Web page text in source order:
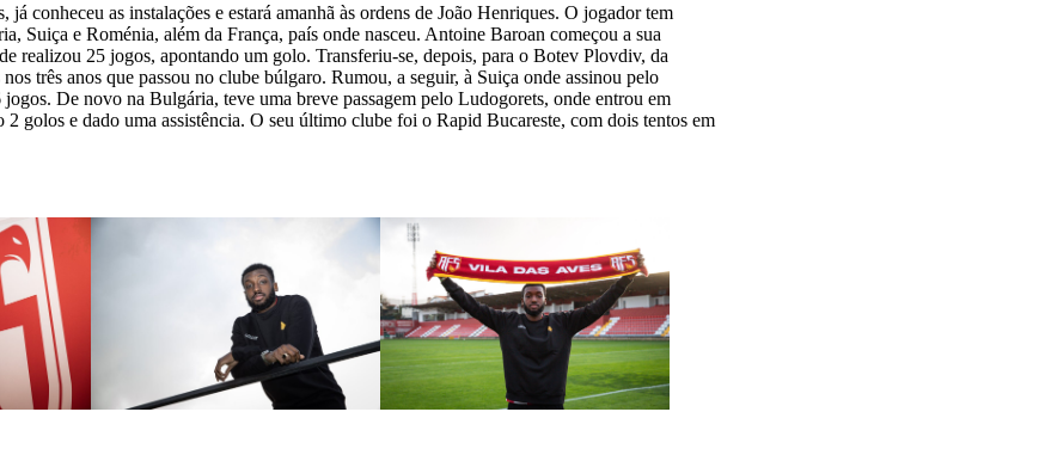
já conheceu as instalações e estará amanhã às ordens de João Henriques. O jogador tem
Suiça e Roménia, além da França, país onde nasceu. Antoine Baroan começou a sua
realizou 25 jogos, apontando um golo. Transferiu-se, depois, para o Botev Plovdiv, da
três anos que passou no clube búlgaro. Rumou, a seguir, à Suiça onde assinou pelo
De novo na Bulgária, teve uma breve passagem pelo Ludogorets, onde entrou em
2 golos e dado uma assistência. O seu último clube foi o Rapid Bucareste, com dois tentos em